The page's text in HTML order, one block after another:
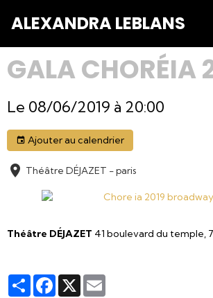
ALEXANDRA LEBLANS
GALA CHORÉIA
Le 08/06/2019 à 20:00
Ajouter au calendrier
Théâtre DÉJAZET - paris
Théâtre DÉJAZET 41 boulevard du temple,
PartagerFacebook
X